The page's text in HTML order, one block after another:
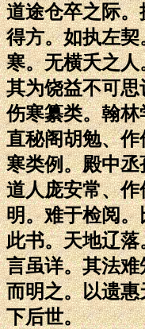
道途仓卒之际
得方。如执左
寒。无横夭之人
其为饶益不可
伤寒纂类。翰
直秘阁胡勉、作
寒类例。殿中
道人庞安常、
明。难于检阅。
此书。天地辽
言虽详。其法
而明之。以遗惠
下后世。